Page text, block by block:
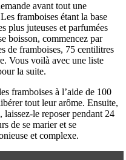
avant tout une
framboises étant la base
plus juteuses et parfumées
boisson, commencez par
de framboises, 75 centilitres
Vous voilà avec une liste
la suite.
framboises à l’aide de 100
tout leur arôme. Ensuite,
le reposer pendant 24
de se marier et se
et complexe.